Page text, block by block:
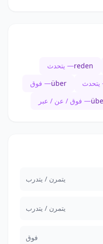
reden— يتحدث
über— فوق
— فوق / عن / عبر
يتمرن / يتدرب
يتمرن / يتدرب
فوق